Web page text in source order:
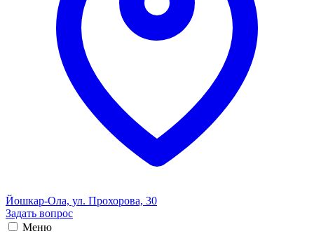
Йошкар-Ола, ул. Прохорова, 30
Задать вопрос
Меню